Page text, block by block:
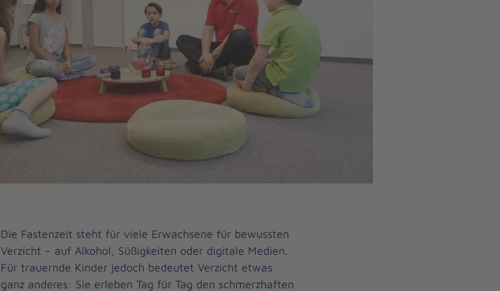
Die Fastenzeit steht für viele Erwachsene für bewussten
Verzicht – auf Alkohol, Süßigkeiten oder digitale Medien.
Für trauernde Kinder jedoch bedeutet Verzicht etwas
ganz anderes: Sie erleben Tag für Tag den schmerzhaften